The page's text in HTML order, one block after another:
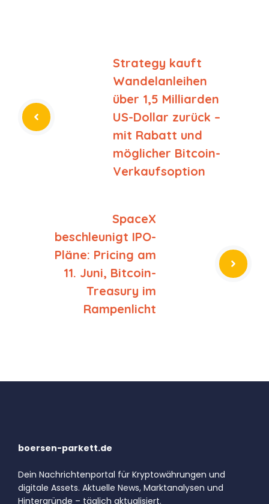
Strategy kauft
Wandelanleihen
über 1,5 Milliarden
US-Dollar zurück –
mit Rabatt und
möglicher Bitcoin-
Verkaufsoption
SpaceX
beschleunigt IPO-
Pläne: Pricing am
11. Juni, Bitcoin-
Treasury im
Rampenlicht
boersen-parkett.de
Dein Nachrichtenportal für Kryptowährungen und
digitale Assets. Aktuelle News, Marktanalysen und
Hintergründe – täglich aktualisiert.